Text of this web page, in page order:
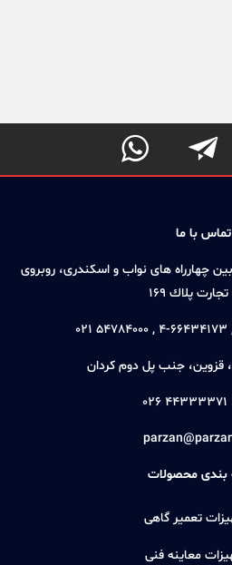


تماس با ما
چهارراه های نواب و اسكندری، روبروی
پلاك 169
44333371 026
بندی محصولات
تعمیر گاهی
معاینه فنی